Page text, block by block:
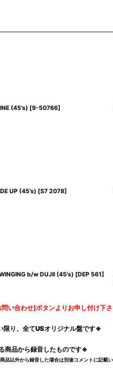
(45's) [9-50766]
UP (45's) [S7 2078]
b/w DUJII (45's) [DEP 561]
い合わせ]ボタンよりお申し付け下
り、全てUSオリジナル盤です※
商品から録音したものです※
品以外から録音した場合は別途コメントに記載